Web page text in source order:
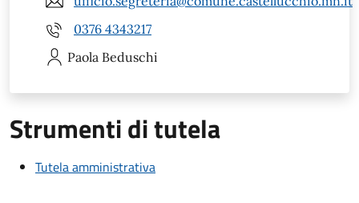
0376 4343217
Paola Beduschi
Strumenti di tutela
Tutela amministrativa